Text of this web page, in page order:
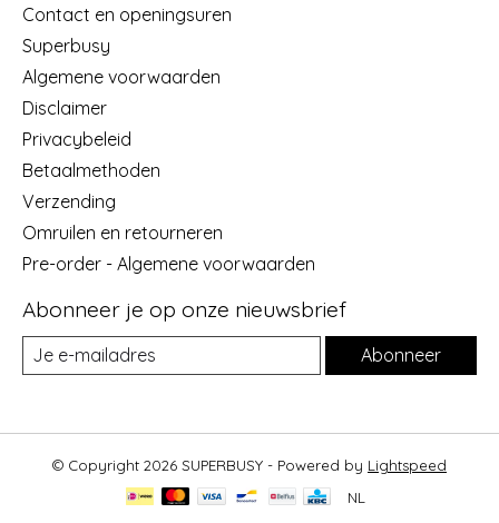
Contact en openingsuren
Superbusy
Algemene voorwaarden
Disclaimer
Privacybeleid
Betaalmethoden
Verzending
Omruilen en retourneren
Pre-order - Algemene voorwaarden
Abonneer je op onze nieuwsbrief
Abonneer
© Copyright 2026 SUPERBUSY - Powered by Lightspeed
NL